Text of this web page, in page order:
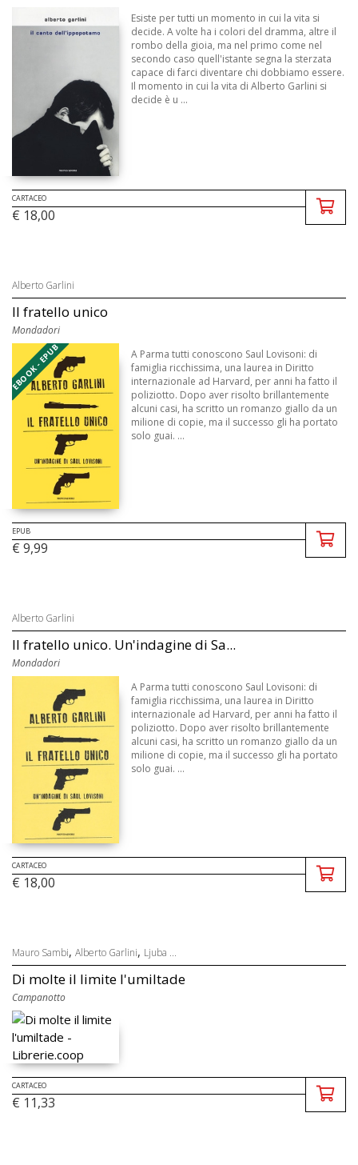
Esiste per tutti un momento in cui la vita si
decide. A volte ha i colori del dramma, altre il
rombo della gioia, ma nel primo come nel
secondo caso quell'istante segna la sterzata
capace di farci diventare chi dobbiamo essere.
Il momento in cui la vita di Alberto Garlini si
decide è u ...
CARTACEO
€ 18,00
Alberto Garlini
Il fratello unico
Mondadori
EBOOK - EPUB
A Parma tutti conoscono Saul Lovisoni: di
famiglia ricchissima, una laurea in Diritto
internazionale ad Harvard, per anni ha fatto il
poliziotto. Dopo aver risolto brillantemente
alcuni casi, ha scritto un romanzo giallo da un
milione di copie, ma il successo gli ha portato
solo guai. ...
EPUB
€ 9,99
Alberto Garlini
Il fratello unico. Un'indagine di Sa...
Mondadori
A Parma tutti conoscono Saul Lovisoni: di
famiglia ricchissima, una laurea in Diritto
internazionale ad Harvard, per anni ha fatto il
poliziotto. Dopo aver risolto brillantemente
alcuni casi, ha scritto un romanzo giallo da un
milione di copie, ma il successo gli ha portato
solo guai. ...
CARTACEO
€ 18,00
Mauro Sambi, Alberto Garlini, Ljuba ...
Di molte il limite l'umiltade
Campanotto
CARTACEO
€ 11,33